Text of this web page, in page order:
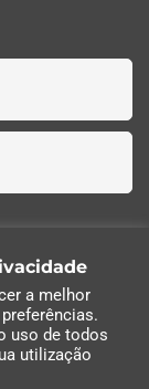
Todos os
a melhor
uso de todos
utilização